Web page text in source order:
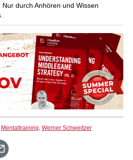
durch Anhören und Wissen
Mentaltraining Werner Schweitzer